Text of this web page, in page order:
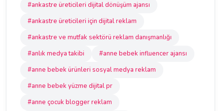
#ankastre üreticileri dijital dönüşüm ajansı
#ankastre üreticileri için dijital reklam
#ankastre ve mutfak sektörü reklam danışmanlığı
#anlık medya takibi
#anne bebek influencer ajansı
#anne bebek ürünleri sosyal medya reklam
#anne bebek yüzme dijital pr
#anne çocuk blogger reklam